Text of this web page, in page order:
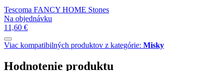
Tescoma FANCY HOME Stones
Na objednávku
11,60 €
Viac kompatibilných produktov z kategórie: Misky
Hodnotenie produktu